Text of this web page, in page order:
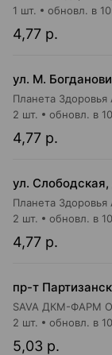
4,77 р.
1 шт. обновл. в
ул. М.
4,77 р.
2 шт. обновл. в
4,77 р.
2 шт. обновл. в
SAVA ДКМ-ФАРМ
5,03 р.
2 шт. обновл. в